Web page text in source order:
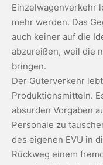
Einzelwagenverkehr
mehr werden. Das
auch keiner auf die
abzureißen, weil die
bringen.
Der Güterverkehr
Produktionsmitteln.
absurden Vorgaben
Personale zu
des eigenen EVU in
Rückweg einem